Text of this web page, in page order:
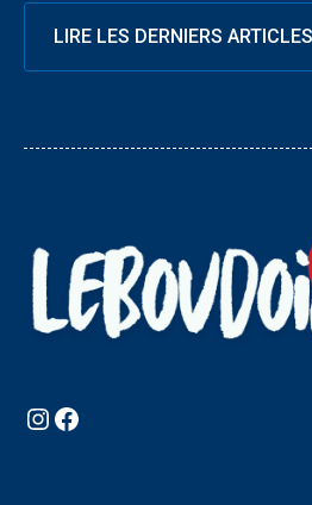
LIRE LES DERNIERS ARTICLES
Instagram
Facebook